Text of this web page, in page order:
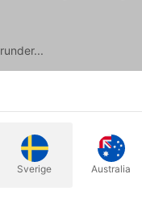
gang, kan du sy
tætsiddende) og du kan
Sverige Australia